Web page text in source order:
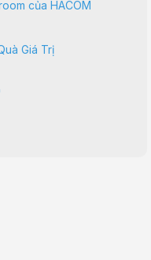
của HACOM
Giá Trị